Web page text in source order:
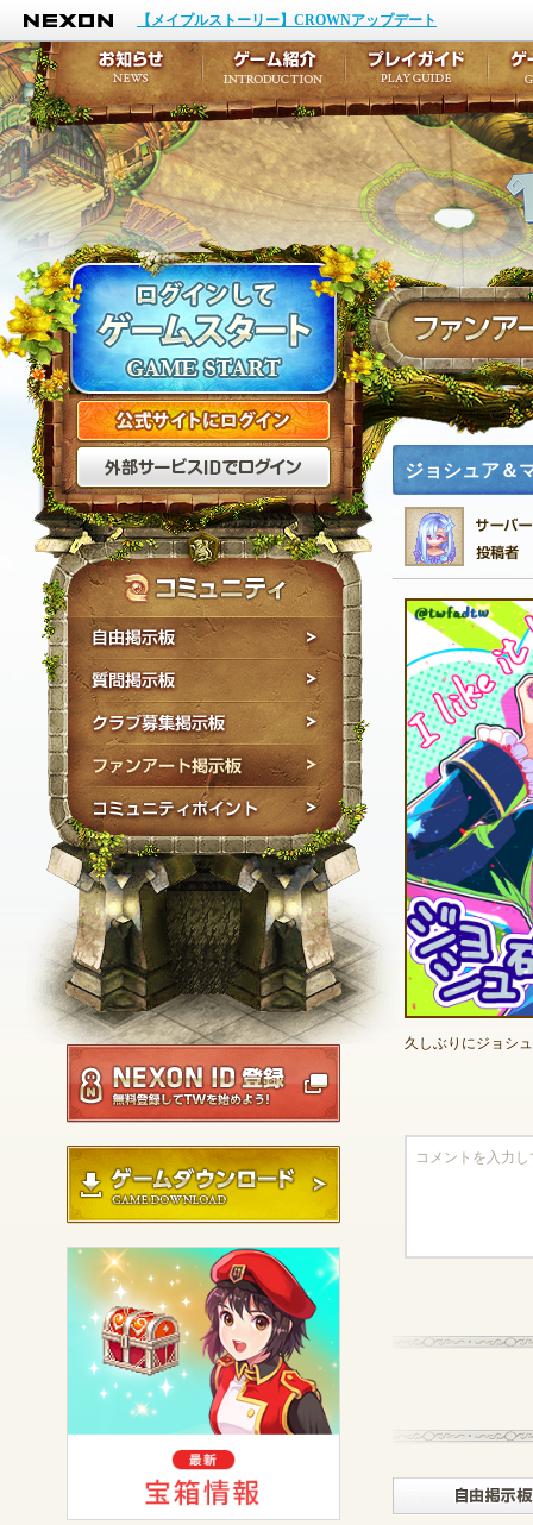
NEXON
【メイプルストーリー】CROWNアップデート
公式サイトにログイン
外部サービスIDでログ
自由掲示板
質問掲示板
クラブ募集掲示板
ファンアート掲示板
コミュニティポイン
NEXON ID登録
ゲームダウンロード
ジョシュア＆
久しぶりにジョシ
お知らせ
イベント
アップデート
メンテナンス
ゲーム紹介
キャラクター作成
テイルズ初級者講座
ここだけは知ってお